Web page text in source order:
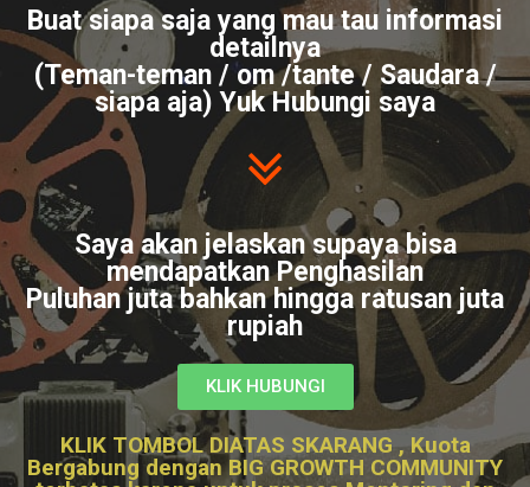
Buat siapa saja yang mau tau informasi
detailnya
(Teman-teman / om /tante / Saudara /
siapa aja) Yuk Hubungi saya
Saya akan jelaskan supaya bisa
mendapatkan Penghasilan
Puluhan juta bahkan hingga ratusan juta
rupiah
KLIK HUBUNGI
KLIK TOMBOL DIATAS SKARANG , Kuota
Bergabung dengan BIG GROWTH COMMUNITY